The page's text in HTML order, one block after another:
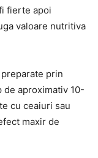
fierte apoi
valoare nutritiva
prin
aproximativ 10-
cu ceaiuri sau
maxir de